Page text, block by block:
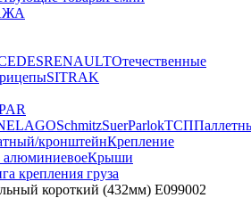
RENAULTОтечественные
SITRAK
LAGOSchmitzSuerParlokТСП
кронштейнКрепление
Крыши
крепления груза
короткий (432мм) E099002